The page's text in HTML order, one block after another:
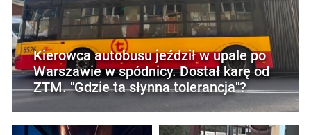
Kierowca autobusu jeździł w upale po
Warszawie w spódnicy. Dostał karę od
ZTM. "Gdzie ta słynna tolerancja"?